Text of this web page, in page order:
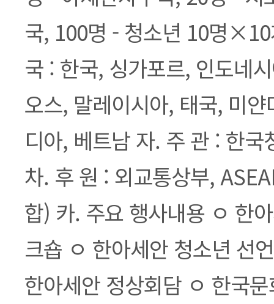
국, 100명 - 청소년 10명
국 : 한국, 싱가포르, 인도네
오스, 말레이시아, 태국, 미
디아, 베트남 자. 주 관 : 한국
차. 후 원 : 외교통상부,
합) 카. 주요 행사내용 ㅇ 한
크숍 ㅇ 한아세안 청소년 선
한아세안 정상회담 ㅇ 한국